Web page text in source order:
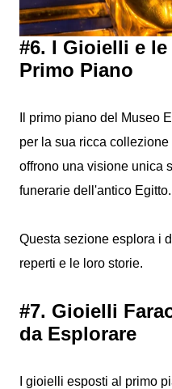
#6. I Gioielli e
Primo Piano
Il primo piano del Museo
per la sua ricca
offrono una visione unica
funerarie dell'antico Egitto.
Questa sezione esplora i
reperti e le loro storie.
#7. Gioielli
da Esplorare
I gioielli esposti al primo